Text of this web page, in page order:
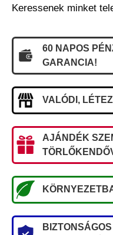
Keressenek minket
60 NAPOS
GARANCIA!
VALÓDI,
AJÁNDÉK